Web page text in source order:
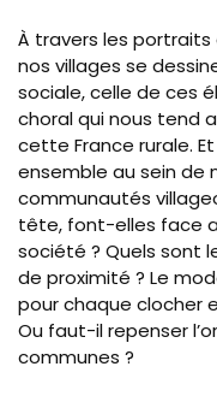
À travers les portraits
nos villages se
sociale, celle de ces
choral qui nous tend
cette France rurale.
ensemble au sein de
communautés
tête, font-elles face
société ? Quels sont
de proximité ? Le
pour chaque clocher
Ou faut-il repenser
communes ?